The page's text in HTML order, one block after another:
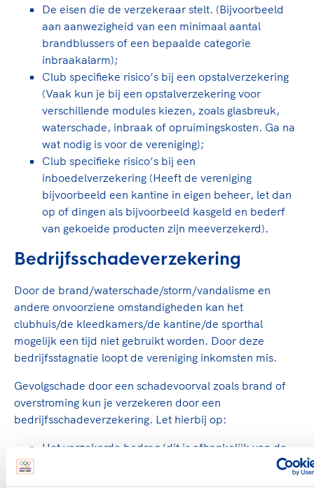
De eisen die de verzekeraar stelt. (Bijvoorbeeld
aan aanwezigheid van een minimaal aantal
brandblussers of een bepaalde categorie
inbraakalarm);
Club specifieke risico’s bij een opstalverzekering
(Vaak kun je bij een opstalverzekering voor
verschillende modules kiezen, zoals glasbreuk,
waterschade, inbraak of opruimingskosten. Ga na
wat nodig is voor de vereniging);
Club specifieke risico’s bij een
inboedelverzekering (Heeft de vereniging
bijvoorbeeld een kantine in eigen beheer, let dan
op of dingen als bijvoorbeeld kasgeld en bederf
van gekoelde producten zijn meeverzekerd).
Bedrijfsschadeverzekering
Door de brand/waterschade/storm/vandalisme en
andere onvoorziene omstandigheden kan het
clubhuis/de kleedkamers/de kantine/de sporthal
mogelijk een tijd niet gebruikt worden. Door deze
bedrijfsstagnatie loopt de vereniging inkomsten mis.
Gevolgschade door een schadevoorval zoals brand of
overstroming kun je verzekeren door een
bedrijfsschadeverzekering. Let hierbij op:
Het verzekerde bedrag (dit is afhankelijk van de
normale inkomsten uit bijvoorbeeld de kantine-